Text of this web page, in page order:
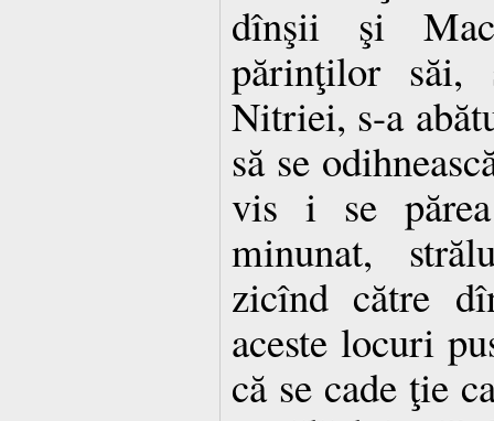
dînşii şi
părinţilor
Nitriei, s-a
să se
vis i se
minunat,
zicînd către
aceste locuri
că se cade ţie